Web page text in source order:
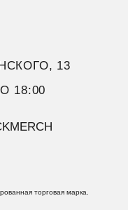
13
18:00
торговая марка.